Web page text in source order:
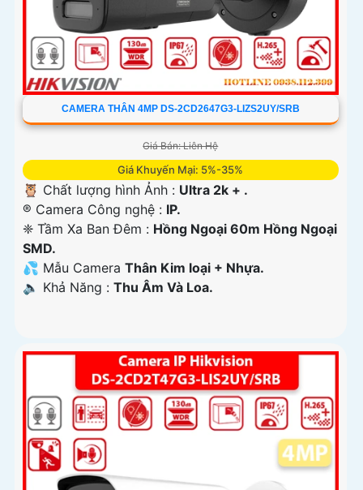
CAMERA THÂN 4MP DS-2CD2647G3-LIZS2UY/SRB
Giá Bán: Liên Hệ
Giá Khuyến Mại: 5%-35%
🦉 Chất lượng hình Ảnh : Ultra 2k + .
®️ Camera Công nghệ : IP.
❈ Tầm Xa Ban Đêm : Hồng Ngoại 60m Hồng Ngoại
SMD.
💦 Mẫu Camera Thân Kim loại + Nhựa.
️🔈 Khả Năng : Thu Âm Và Loa.